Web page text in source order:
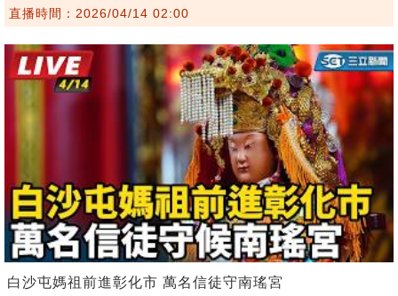
直播時間：2026/04/14 02:00
白沙屯媽祖前進彰化市 萬名信徒守南瑤宮